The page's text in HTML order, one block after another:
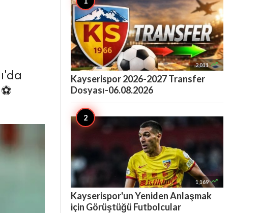
2,011 
Kayserispor 2026-2027 Transfer
Dosyası-06.08.2026
1,169 
Kayserispor'un Yeniden Anlaşmak
için Görüştüğü Futbolcular